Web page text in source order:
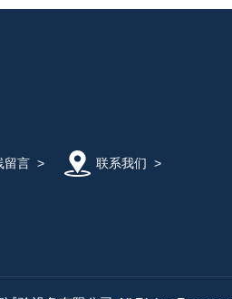
留言> 联系我们 >